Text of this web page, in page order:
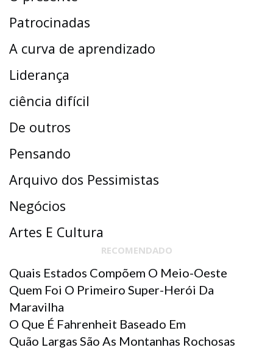
Patrocinadas
A curva de aprendizado
Liderança
ciência difícil
De outros
Pensando
Arquivo dos Pessimistas
Negócios
Artes E Cultura
RECOMENDADO
Quais Estados Compõem O Meio-Oeste
Quem Foi O Primeiro Super-Herói Da
Maravilha
O Que É Fahrenheit Baseado Em
Quão Largas São As Montanhas Rochosas